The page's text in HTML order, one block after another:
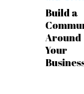
Build a
Around
Your